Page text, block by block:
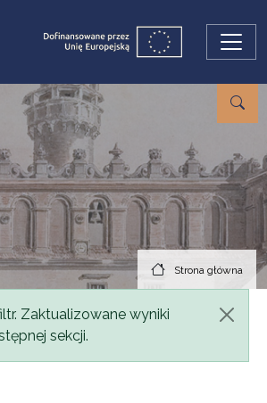
Strona główna
Zaktualizowane wyniki
sekcji.